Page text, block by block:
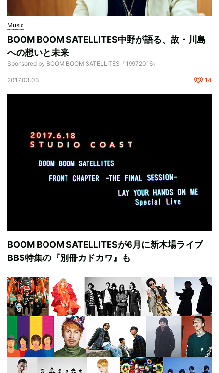
Music
BOOM BOOM SATELLITES中野が語る、故・川島
への想いと未来
Sponsored by BOOM BOOM SATELLITES『19972016』
2017.03.03 14
BOOM BOOM SATELLITESが6月に新木場ライブ
BBS特集の『別冊カドカワ』も